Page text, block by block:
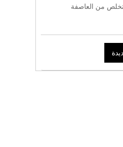
من العاصفة